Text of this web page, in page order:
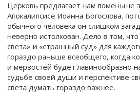
Церковь предлагает нам поменьше
Апокалипсисе Иоанна Богослова,
обычного человека он слишком
неверно истолкован. Дело в том,
света» и «страшный суд» для
гораздо раньше всеобщего, когда
и мерзостей будет лавинообразно
судьбе своей души и перспективе
света думать гораздо важнее.